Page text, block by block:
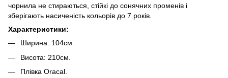
чорнила не стираються, стійкі до сонячних променів і
зберігають насиченість кольорів до 7 років.
Характеристики:
Ширина: 104см.
Висота: 210см.
Плівка Oracal.